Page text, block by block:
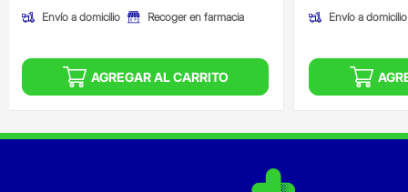
Envío a domicilio Recoger en farmacia
AGREGAR AL CARRITO
Envío a domicilio